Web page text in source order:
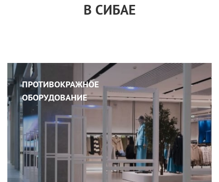
В СИБАЕ
ПРОТИВОКРАЖНОЕ
ОБОРУДОВАНИЕ